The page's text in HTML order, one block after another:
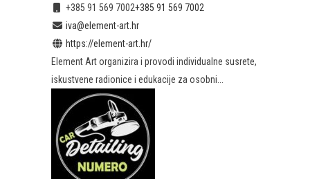
+385 91 569 7002+385 91 569 7002
iva@element-art.hr
https://element-art.hr/
Element Art organizira i provodi individualne susrete,
iskustvene radionice i edukacije za osobni...